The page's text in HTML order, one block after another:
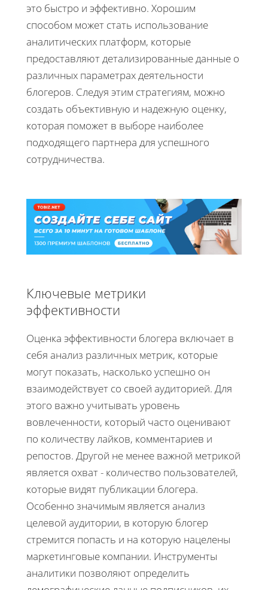
это быстро и эффективно. Хорошим
способом может стать использование
аналитических платформ, которые
предоставляют детализированные данные о
различных параметрах деятельности
блогеров. Следуя этим стратегиям, можно
создать объективную и надежную оценку,
которая поможет в выборе наиболее
подходящего партнера для успешного
сотрудничества.
Ключевые метрики
эффективности
Оценка эффективности блогера включает в
себя анализ различных метрик, которые
могут показать, насколько успешно он
взаимодействует со своей аудиторией. Для
этого важно учитывать уровень
вовлеченности, который часто оценивают
по количеству лайков, комментариев и
репостов. Другой не менее важной метрикой
является охват - количество пользователей,
которые видят публикации блогера.
Особенно значимым является анализ
целевой аудитории, в которую блогер
стремится попасть и на которую нацелены
маркетинговые компании. Инструменты
аналитики позволяют определить